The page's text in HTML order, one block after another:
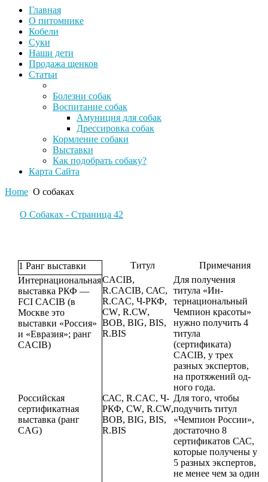
Главная
О питомнике
Кобели
Суки
Наши дети
Продажа щенков
Статьи
Болезни собак
Воспитание собак
Амуниция для собак
Дрессировка собак
Кормление собаки
Выставки
Как подобрать собаку?
Карта Сайта
Home О собаках
О Собаках - Страница 42
1 Ранг выставки Титул
Примечания
Интернациональная
выставка РКФ —
FCI CACIB (в
Москве это
выставки «Россия»
и «Евразия»; ранг
CACIB)
CACIB,
R.CACIB, САС,
R.CAC, Ч-РКФ,
CW, R.CW,
BOB, BIG, BIS,
R.BIS
Для получения
титула «Ин­
тернациональный
Чемпион красоты»
нужно получить 4
титула
(сертификата)
CACIB, у трех
разных экс­пертов,
на протяжений од­
ного года.
Российская
сертифи­катная
выставка (ранг
CAG)
САС, R.CAC, Ч-
РКФ, CW, R.CW,
BOB, BIG, BIS,
R.BIS
Для того, чтобы
подучить титул
«Чемпион России»,
достаточно 8
сертификатов САС,
которые получены у
5 разных экспертов,
не ме­нее чем за один